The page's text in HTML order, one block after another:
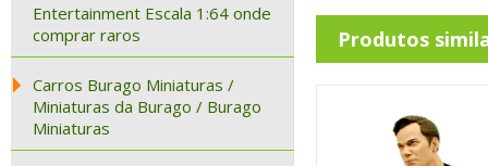
Entertainment Escala 1:64 onde
comprar raros
Carros Burago Miniaturas /
Miniaturas da Burago / Burago
Miniaturas
Produtos